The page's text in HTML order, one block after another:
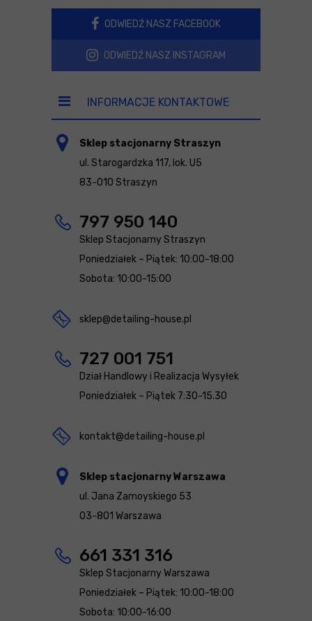
ODWIEDŹ NASZ FACEBOOK
ODWIEDŹ NASZ INSTAGRAM
INFORMACJE KONTAKTOWE
Sklep stacjonarny Straszyn
ul. Starogardzka 117, lok. U5
83-010 Straszyn
797 950 140
Sklep Stacjonarny Straszyn
Poniedziałek – Piątek: 10:00-18:00
Sobota: 10:00-15:00
sklep@detailing-house.pl
727 001 751
Dział Handlowy i Realizacja Wysyłek
Poniedziałek – Piątek 7:30-15.30
kontakt@detailing-house.pl
Sklep stacjonarny Warszawa
ul. Jana Zamoyskiego 53
03-801 Warszawa
661 331 316
Sklep Stacjonarny Warszawa
Poniedziałek – Piątek: 10:00-18:00
Sobota: 10:00-16:00